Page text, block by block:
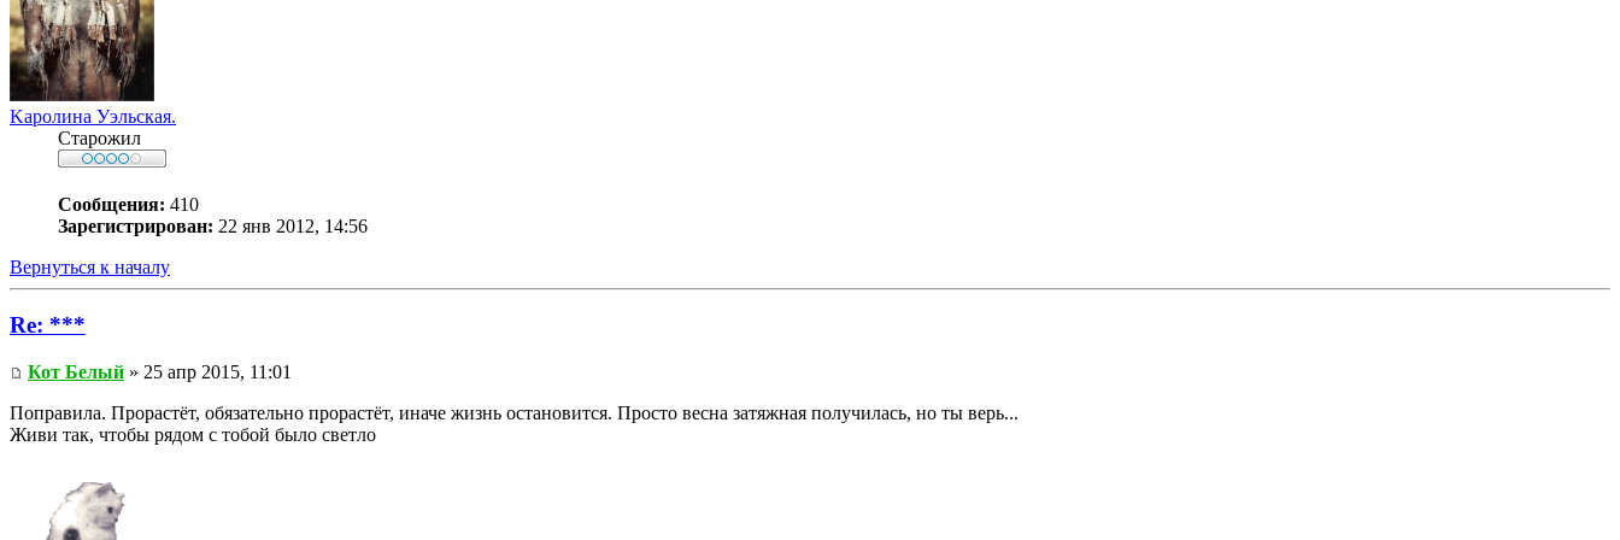
Kaролина Уэльская.
Старожил
Сообщения: 410
Зарегистрирован: 22 янв 2012, 14:56
Вернуться к началу
Re: ***
Кот Белый » 25 апр 2015, 11:01
Поправила. Прорастёт, обязательно прорастёт, иначе жизнь остановится. Просто весна затяжная получилась, но ты верь...
Живи так, чтобы рядом с тобой было светло